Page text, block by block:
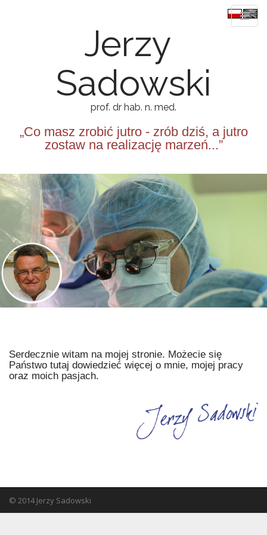
Jerzy
Sadowski
prof. dr hab. n. med.
„Co masz zrobić jutro - zrób dziś, a jutro
zostaw na realizację marzeń...”
M
a
i
m
e
n
u
k
i
o
c
o
n
t
e
Serdecznie witam na mojej stronie. Możecie się
Państwo tutaj dowiedzieć więcej o mnie, mojej pracy
oraz moich pasjach.
© 2014 Jerzy Sadowski